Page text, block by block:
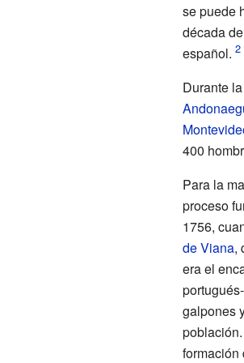
se puede
década
español.
Durante la
400
Para la
proceso
1756,
de Viana,
era el
galpones
formación